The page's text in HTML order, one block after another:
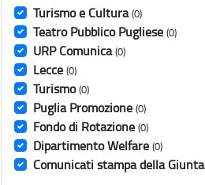
Turismo e Cultura (0)
Teatro Pubblico Pugliese (0)
URP Comunica (0)
Lecce (0)
Turismo (0)
Puglia Promozione (0)
Fondo di Rotazione (0)
Dipartimento Welfare (0)
Comunicati stampa della Giunta